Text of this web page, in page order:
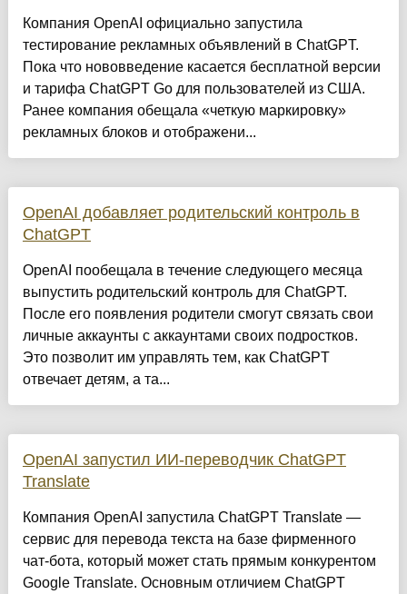
Компания OpenAI официально запустила
тестирование рекламных объявлений в ChatGPT.
Пока что нововведение касается бесплатной версии
и тарифа ChatGPT Go для пользователей из США.
Ранее компания обещала «четкую маркировку»
рекламных блоков и отображени...
OpenAI добавляет родительский контроль в
ChatGPT
OpenAI пообещала в течение следующего месяца
выпустить родительский контроль для ChatGPT.
После его появления родители смогут связать свои
личные аккаунты с аккаунтами своих подростков.
Это позволит им управлять тем, как ChatGPT
отвечает детям, а та...
OpenAI запустил ИИ-переводчик ChatGPT
Translate
Компания OpenAI запустила ChatGPT Translate —
сервис для перевода текста на базе фирменного
чат-бота, который может стать прямым конкурентом
Google Translate. Основным отличием ChatGPT